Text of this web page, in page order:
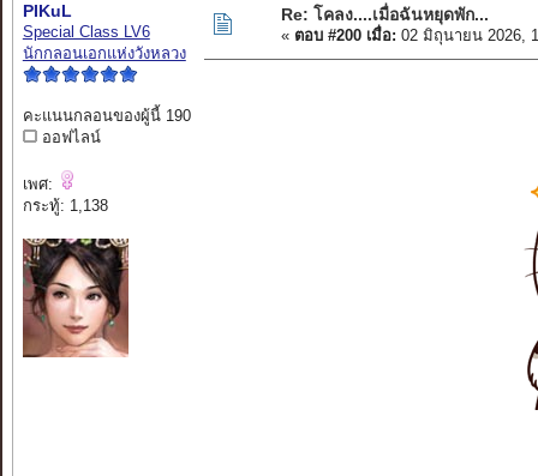
PIKuL
Special Class LV6
นักกลอนเอกแห่งวังหลวง
คะแนนกลอนของผู้นี้ 190
ออฟไลน์
เพศ:
กระทู้: 1,138
Re: โคลง....เมื่อฉันหยุดพัก...
« ตอบ #200 เมื่อ: 02 มิถุนายน 2026,